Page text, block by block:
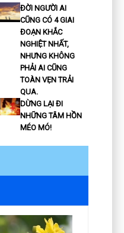
ĐỜI NGƯỜI AI
CŨNG CÓ 4 GIAI
ĐOẠN KHẮC
NGHIỆT NHẤT,
NHƯNG KHÔNG
PHẢI AI CŨNG
TOÀN VẸN TRẢI
QUA.
DỪNG LẠI ĐI
NHỮNG TÂM HỒN
MÉO MÓ!